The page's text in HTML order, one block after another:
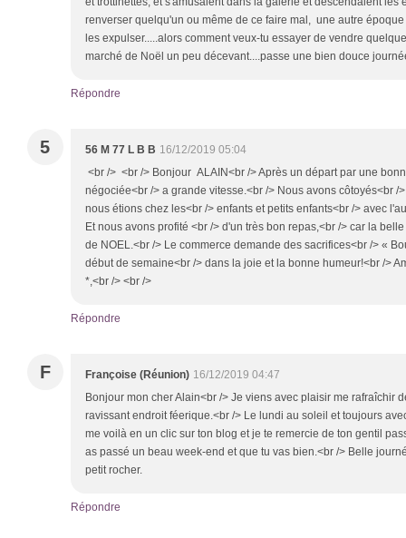
renverser quelqu'un ou même de ce faire mal, une autre
les expulser.....alors comment veux-tu essayer de vendre
marché de Noël un peu décevant....passe une bien douce
Répondre
5 56 M 77 L B B 16/12/2019 05:04
<br /> <br /> Bonjour ALAIN<br /> Après un départ par une
négociée<br /> a grande vitesse.<br /> Nous avons côtoyés<br /
nous étions chez les<br /> enfants et petits enfants<br /> avec
Et nous avons profité <br /> d'un très bon repas,<br /> car la
de NOEL.<br /> Le commerce demande des sacrifices<br /> «
début de semaine<br /> dans la joie et la bonne humeur!<br />
*,<br /> <br />
Répondre
F Françoise (Réunion) 16/12/2019 04:47
Bonjour mon cher Alain<br /> Je viens avec plaisir me rafraîchir
ravissant endroit féerique.<br /> Le lundi au soleil et toujours
me voilà en un clic sur ton blog et je te remercie de ton gentil
as passé un beau week-end et que tu vas bien.<br /> Belle
petit rocher.
Répondre